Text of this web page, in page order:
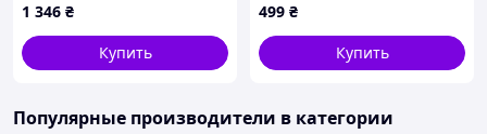
1 346 ₴
Купить
499 ₴
Купить
Популярные производители в категории